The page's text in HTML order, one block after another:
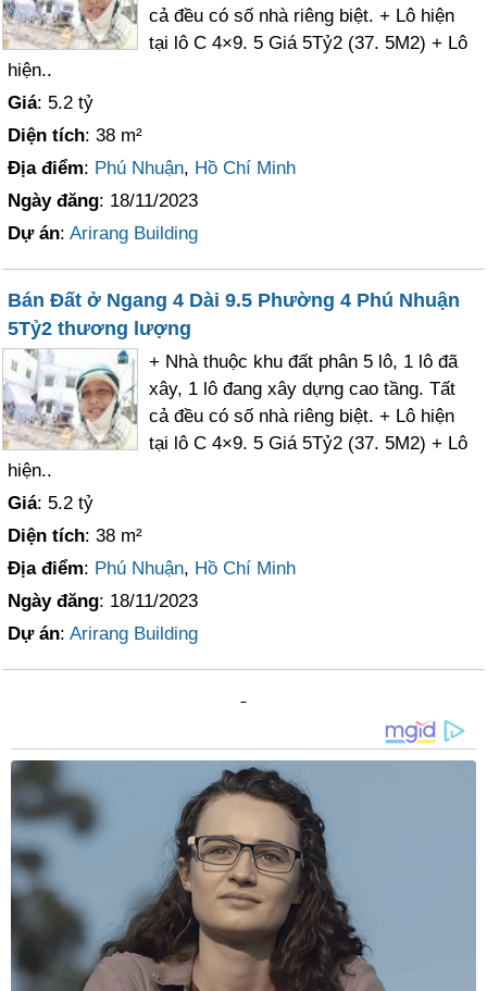
cả đều có số nhà riêng biệt. + Lô hiện
tại lô C 4×9. 5 Giá 5Tỷ2 (37. 5M2) + Lô
hiện..
Giá: 5.2 tỷ
Diện tích: 38 m²
Địa điểm: Phú Nhuận, Hồ Chí Minh
Ngày đăng: 18/11/2023
Dự án:Arirang Building
Bán Đất ở Ngang 4 Dài 9.5 Phường 4 Phú Nhuận
5Tỷ2 thương lượng
+ Nhà thuộc khu đất phân 5 lô, 1 lô đã
xây, 1 lô đang xây dựng cao tầng. Tất
cả đều có số nhà riêng biệt. + Lô hiện
tại lô C 4×9. 5 Giá 5Tỷ2 (37. 5M2) + Lô
hiện..
Giá: 5.2 tỷ
Diện tích: 38 m²
Địa điểm: Phú Nhuận, Hồ Chí Minh
Ngày đăng: 18/11/2023
Dự án:Arirang Building